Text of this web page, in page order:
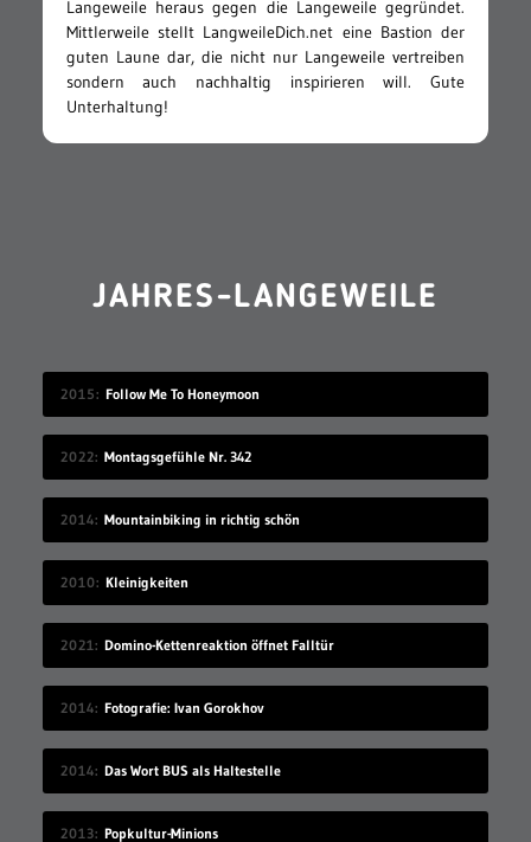
Langeweile heraus gegen die Langeweile gegründet.
Mittlerweile stellt LangweileDich.net eine Bastion der
guten Laune dar, die nicht nur Langeweile vertreiben
sondern auch nachhaltig inspirieren will. Gute
Unterhaltung!
JAHRES-LANGEWEILE
2015 Follow Me To Honeymoon
2022 Montagsgefühle Nr. 342
2014 Mountainbiking in richtig schön
2010 Kleinigkeiten
2021 Domino-Kettenreaktion öffnet Falltür
2014 Fotografie: Ivan Gorokhov
2014 Das Wort BUS als Haltestelle
2013 Popkultur-Minions